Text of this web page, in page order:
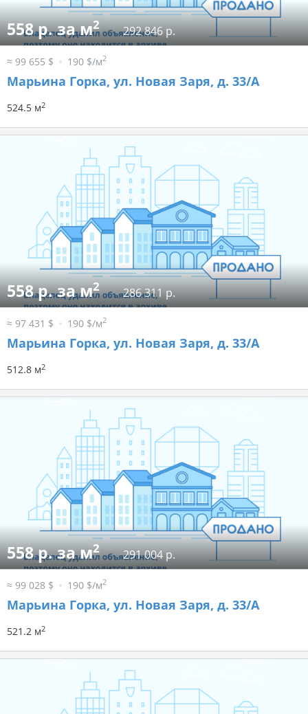
558 р. за м2 292 846 р.
≈ 99 655 $ 190 $/м2
Марьина Горка, ул. Новая Заря, д. 33/А
524.5 м2
558 р. за м2 286 311 р.
≈ 97 431 $ 190 $/м2
Марьина Горка, ул. Новая Заря, д. 33/А
512.8 м2
558 р. за м2 291 004 р.
≈ 99 028 $ 190 $/м2
Марьина Горка, ул. Новая Заря, д. 33/А
521.2 м2